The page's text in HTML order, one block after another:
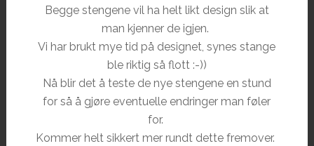
Begge stengene vil ha helt likt design slik at
man kjenner de igjen.
Vi har brukt mye tid på designet, synes stange
ble riktig så flott :-))
Nå blir det å teste de nye stengene en stund
for så å gjøre eventuelle endringer man føler
for.
Kommer helt sikkert mer rundt dette fremover.